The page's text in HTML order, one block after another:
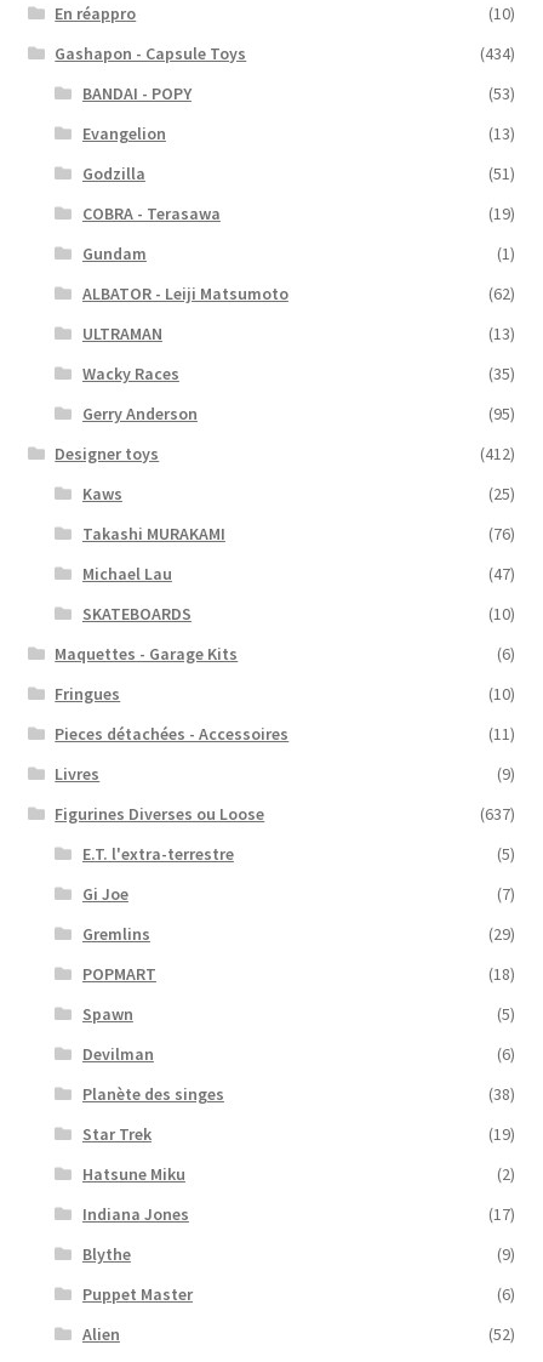
En réappro
(10)
Gashapon - Capsule Toys
(434)
BANDAI - POPY
(53)
Evangelion
(13)
Godzilla
(51)
COBRA - Terasawa
(19)
Gundam
(1)
ALBATOR - Leiji Matsumoto
(62)
ULTRAMAN
(13)
Wacky Races
(35)
Gerry Anderson
(95)
Designer toys
(412)
Kaws
(25)
Takashi MURAKAMI
(76)
Michael Lau
(47)
SKATEBOARDS
(10)
Maquettes - Garage Kits
(6)
Fringues
(10)
Pieces détachées - Accessoires
(11)
Livres
(9)
Figurines Diverses ou Loose
(637)
E.T. l'extra-terrestre
(5)
Gi Joe
(7)
Gremlins
(29)
POPMART
(18)
Spawn
(5)
Devilman
(6)
Planète des singes
(38)
Star Trek
(19)
Hatsune Miku
(2)
Indiana Jones
(17)
Blythe
(9)
Puppet Master
(6)
Alien
(52)